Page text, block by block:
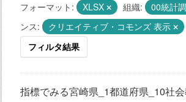
フォーマット: XLSX 組織: 00統計
ンス:
クリエイティブ・コモンズ 表示
フィルタ結果
指標でみる宮崎県_1都道府県_10社